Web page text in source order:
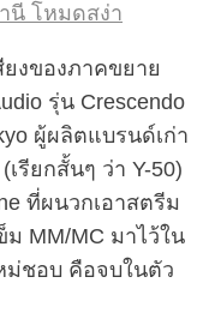
นี โหมดสง่า
งของภาคขยาย
รุ่น Crescendo
ผู้ผลิตแบรนด์เก่า
รียกสั้นๆ ว่า Y-50)
ที่ผนวกเอาสตรีม
MM/MC มาไว้ใน
ม่ชอบ คือจบในตัว